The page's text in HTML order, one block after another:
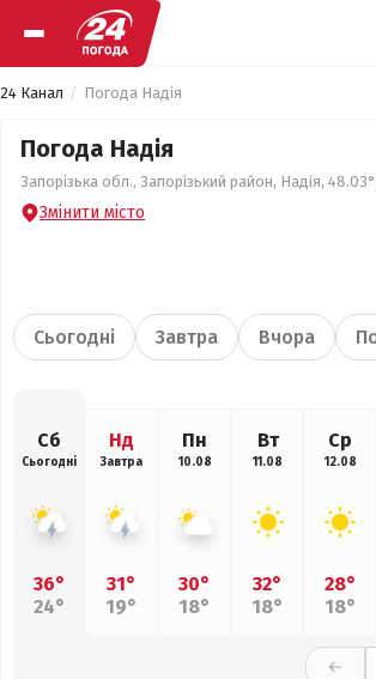
24 Канал Погода Надія
Погода Надія
Запорізька обл., Запорізький район, Надія,
Змінити місто
Сьогодні Завтра Вчора
Сб
Сьогодні
36°
24°
Нд
Завтра
31°
19°
Пн
10.08
30°
18°
Вт
11.08
32°
18°
Ср
12.08
28°
18°